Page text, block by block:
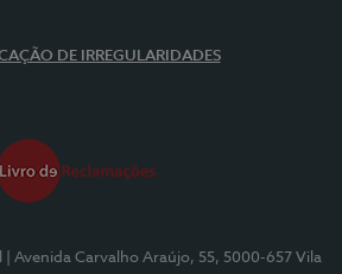
DE IRREGULARIDADES
| Avenida Carvalho Araújo, 55, 5000-657 Vila